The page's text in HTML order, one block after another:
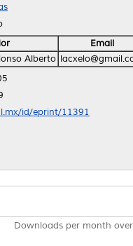
Email
Alberto
id/eprint/11391
Downloads per month